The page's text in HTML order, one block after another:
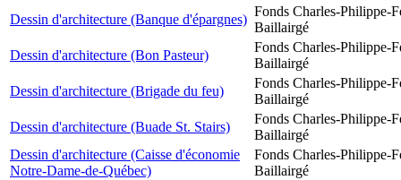
Dessin d'architecture (Banque d'épargnes)
Fonds Charles-Philippe-
Baillairgé
Dessin d'architecture (Bon Pasteur)
Fonds Charles-Philippe-
Baillairgé
Dessin d'architecture (Brigade du feu)
Fonds Charles-Philippe-
Baillairgé
Dessin d'architecture (Buade St. Stairs)
Fonds Charles-Philippe-
Baillairgé
Dessin d'architecture (Caisse d'économie
Notre-Dame-de-Québec)
Fonds Charles-Philippe-
Baillairgé